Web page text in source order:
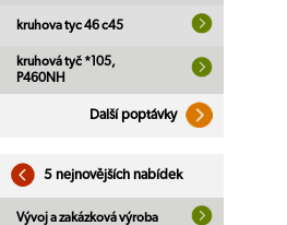
kruhova tyc 46 c45
kruhová tyč *105,
P460NH
Další poptávky
5 nejnovějších nabídek
Vývoj a zakázková výroba